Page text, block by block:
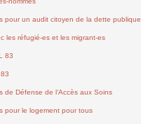
pour un audit citoyen de la dette publique
les réfugié-es et les migrant-es
83
de Défense de l’Accès aux Soins
pour le logement pour tous